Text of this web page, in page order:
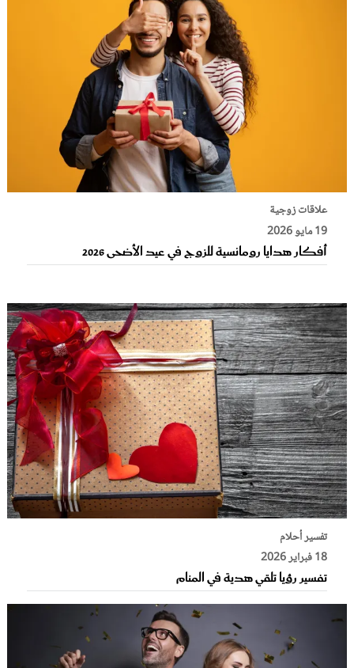
علاقات زوجية
19 مايو 2026
أفكار هدايا رومانسية للزوج في عيد الأضحى 2026
تفسير أحلام
18 فبراير 2026
تفسير رؤيا تلقي هدية في المنام